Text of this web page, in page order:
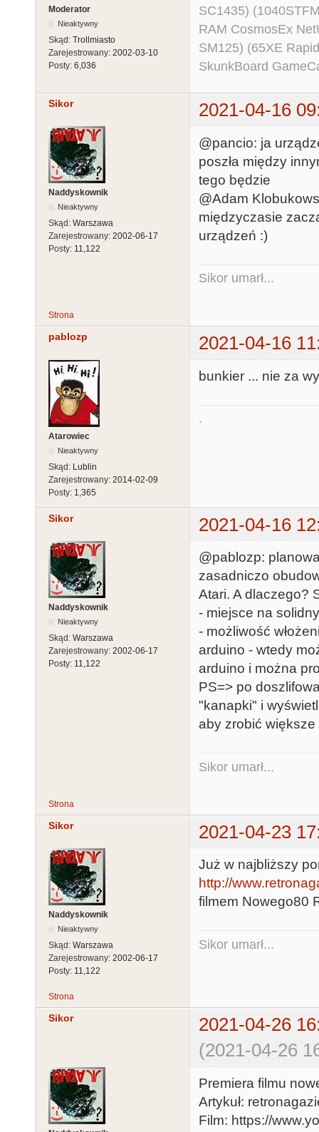
Moderator
Nieaktywny
Skąd: Trollmiasto
Zarejestrowany: 2002-03-10
Posty: 6,036
SC1435)
RAM CosmosEx
SM125) (65XE
SkunkBoard
Sikor 2021-04-16
Naddyskownik
Nieaktywny
Skąd: Warszawa
Zarejestrowany: 2002-06-17
Posty: 11,122
@pancio: ja
poszła między
tego będzie
@Adam
międzyczasie
urządzeń :)
Sikor umarł...
Strona
pablozp 2021-04-16
Atarowiec
Nieaktywny
Skąd: Lublin
Zarejestrowany: 2014-02-09
Posty: 1,365
bunkier ... nie za
.
Sikor 2021-04-16
Naddyskownik
Nieaktywny
Skąd: Warszawa
Zarejestrowany: 2002-06-17
Posty: 11,122
@pablozp:
zasadniczo
Atari. A dlaczego?
- miejsce na
- możliwość
arduino - wtedy
arduino i można
PS=> po
"kanapki" i
aby zrobić większe
Sikor umarł...
Strona
Sikor 2021-04-23
Naddyskownik
Nieaktywny
Skąd: Warszawa
Zarejestrowany: 2002-06-17
Posty: 11,122
Już w najbliższy
http://
filmem Nowego80
Sikor umarł...
Strona
Sikor
2021-04-26
(2021-04-26
Premiera filmu
Artykuł:
Film: https://